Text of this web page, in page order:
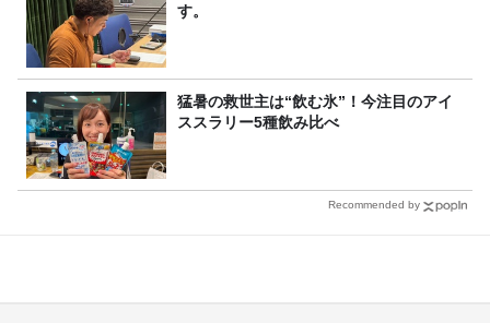
す。
猛暑の救世主は“飲む氷”！今注目のアイ
ススラリー5種飲み比べ
Recommended by